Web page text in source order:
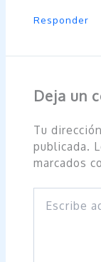
Responder
Deja un
Tu
publicada.
marcados
aquí...